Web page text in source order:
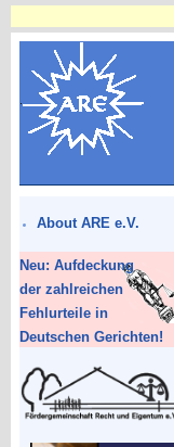
About ARE e.V.
Neu: Aufdeckung
der zahlreichen
Fehlurteile in
Deutschen Gerichten!